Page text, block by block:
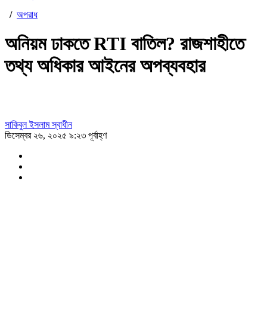
/ অপরাধ
অনিয়ম ঢাকতে RTI বাতিল? রাজশাহীতে
তথ্য অধিকার আইনের অপব্যবহার
সাকিবুল ইসলাম স্বাধীন
ডিসেম্বর ২৬, ২০২৫ ৯:২৩ পূর্বাহ্ণ